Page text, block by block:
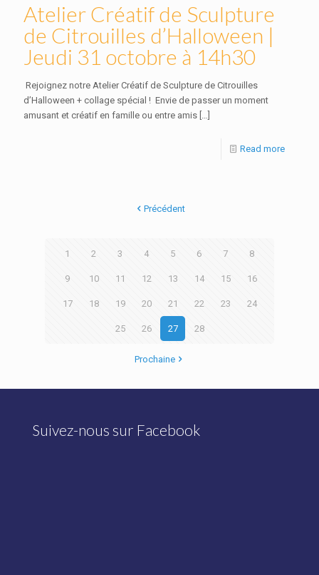
Atelier Créatif de Sculpture
de Citrouilles d’Halloween |
Jeudi 31 octobre à 14h30
Rejoignez notre Atelier Créatif de Sculpture de Citrouilles
d’Halloween + collage spécial ! Envie de passer un moment
amusant et créatif en famille ou entre amis […]
Read more
Précédent
1 2 3 4 5 6 7 8
9 10 11 12 13 14 15 16
17 18 19 20 21 22 23 24
25 26 27 28
Prochaine
Suivez-nous sur Facebook